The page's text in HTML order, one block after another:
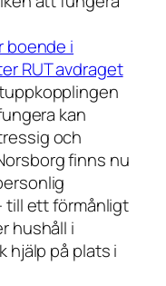
boende i
RUT avdraget
kan
och
finns nu
till ett förmånligt
hushåll i
hjälp på plats i